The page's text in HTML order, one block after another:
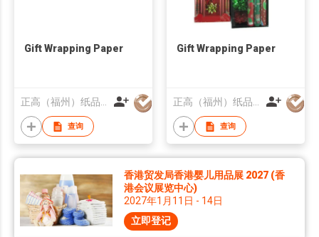
Gift Wrapping Paper
正高（福州）纸品有限公司
查询
Gift Wrapping Paper
正高（福州）纸品有限公司
查询
香港贸发局香港婴儿用品展 2027 (香
港会议展览中心)
2027年1月11日 - 14日
立即登记